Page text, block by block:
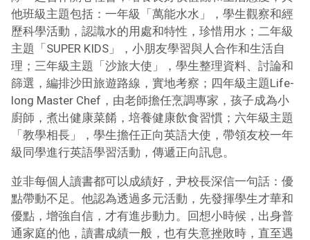
他班級主題包括：一年級「萬能水水」，學生觀察和經
歷科學活動，認識水的用處和特性，珍惜用水；二年級
主題「SUPER KIDS」，小朋友學習與人合作和生活自
理；三年級主題「沙旅大使」，學生整理資料、討論和
篩選，編排沙田旅遊路線，實地考察；四年級主題Life-
long Master Chef，由老師擔任烹調專家，孩子成為小
廚師，煮出健康菜餚，培養健康飲食習慣；六年級主題
「教學相長」，學生擔任正向英語大使，帶領友校一年
級同學進行英語學習活動，傳遞正向訊息。
並非每個人讀書都可以成績好，尹校長深信一句話：優
點帶動不足。他認為透過多元活動，先發揮學生才華和
優點，增強自信，才有進步動力。回想小時候，出身普
通家庭的他，讀書成績一般，也有失意挫敗時，直至遇